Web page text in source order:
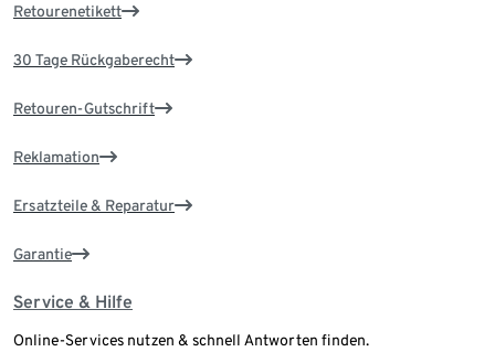
Retourenetikett
30 Tage Rückgaberecht
Retouren-Gutschrift
Reklamation
Ersatzteile & Reparatur
Garantie
Service & Hilfe
Online-Services nutzen & schnell Antworten finden.